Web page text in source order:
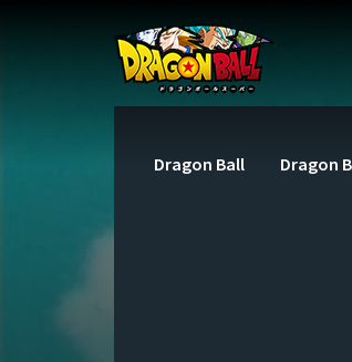
Dragon Ball Dragon